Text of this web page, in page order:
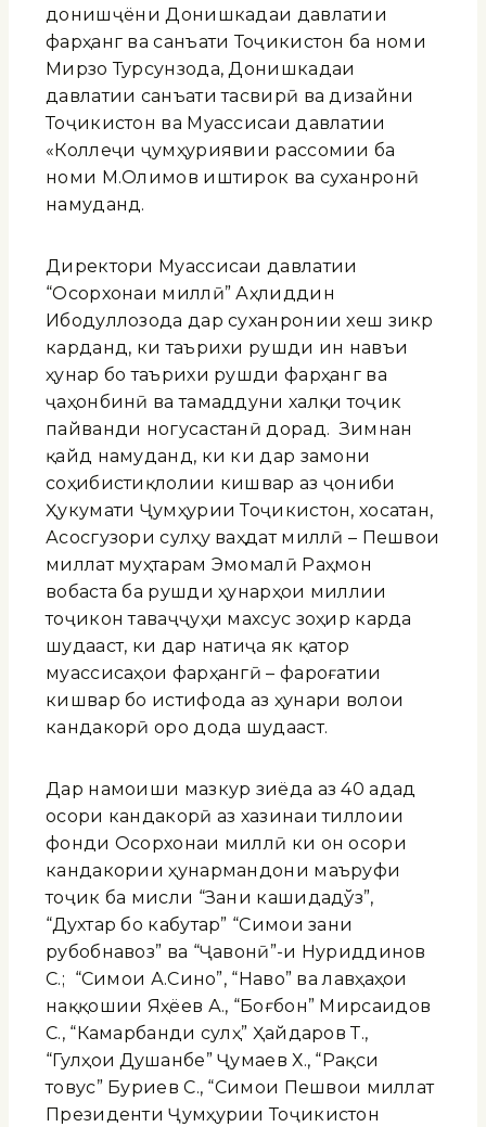
донишҷӯёни Донишкадаи давлатии
фарҳанг ва санъати Тоҷикистон ба номи
Мирзо Турсунзода, Донишкадаи
давлатии санъати тасвирӣ ва дизайни
Тоҷикистон ва Муассисаи давлатии
«Коллеҷи ҷумҳуриявии рассомии ба
номи М.Олимов иштирок ва суханронӣ
намуданд.
Директори Муассисаи давлатии
“Осорхонаи миллӣ” Аҳлиддин
Ибодуллозода дар суханронии хеш зикр
карданд, ки таърихи рушди ин навъи
ҳунар бо таърихи рушди фарҳанг ва
ҷаҳонбинӣ ва тамаддуни халқи тоҷик
пайванди ногусастанӣ дорад. Зимнан
қайд намуданд, ки ки дар замони
соҳибистиқлолии кишвар аз ҷониби
Ҳукумати Ҷумҳурии Тоҷикистон, хосатан,
Асосгузори сулҳу ваҳдат миллӣ – Пешвои
миллат муҳтарам Эмомалӣ Раҳмон
вобаста ба рушди ҳунарҳои миллии
тоҷикон таваҷҷуҳи махсус зоҳир карда
шудааст, ки дар натиҷа як қатор
муассисаҳои фарҳангӣ – фароғатии
кишвар бо истифода аз ҳунари волои
кандакорӣ оро дода шудааст.
Дар намоиши мазкур зиёда аз 40 адад
осори кандакорӣ аз хазинаи тиллоии
фонди Осорхонаи миллӣ ки он осори
кандакории ҳунармандони маъруфи
тоҷик ба мисли “Зани кашидадўз”,
“Духтар бо кабутар” “Симои зани
рубобнавоз” ва “Ҷавонӣ”-и Нуриддинов
С.; “Симои А.Сино”, “Наво” ва лавҳаҳои
наққошии Яҳёев А., “Боғбон” Мирсаидов
С., “Камарбанди сулҳ” Ҳайдаров Т.,
“Гулҳои Душанбе” Ҷумаев Х., “Рақси
товус” Буриев С., “Симои Пешвои миллат
Президенти Ҷумҳурии Тоҷикистон